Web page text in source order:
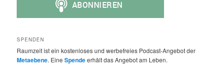
SPENDEN
Raumzeit ist ein kostenloses und werbefreies Podcast-Angebot der
Metaebene. EineSpendeerhält das Angebot am Leben.